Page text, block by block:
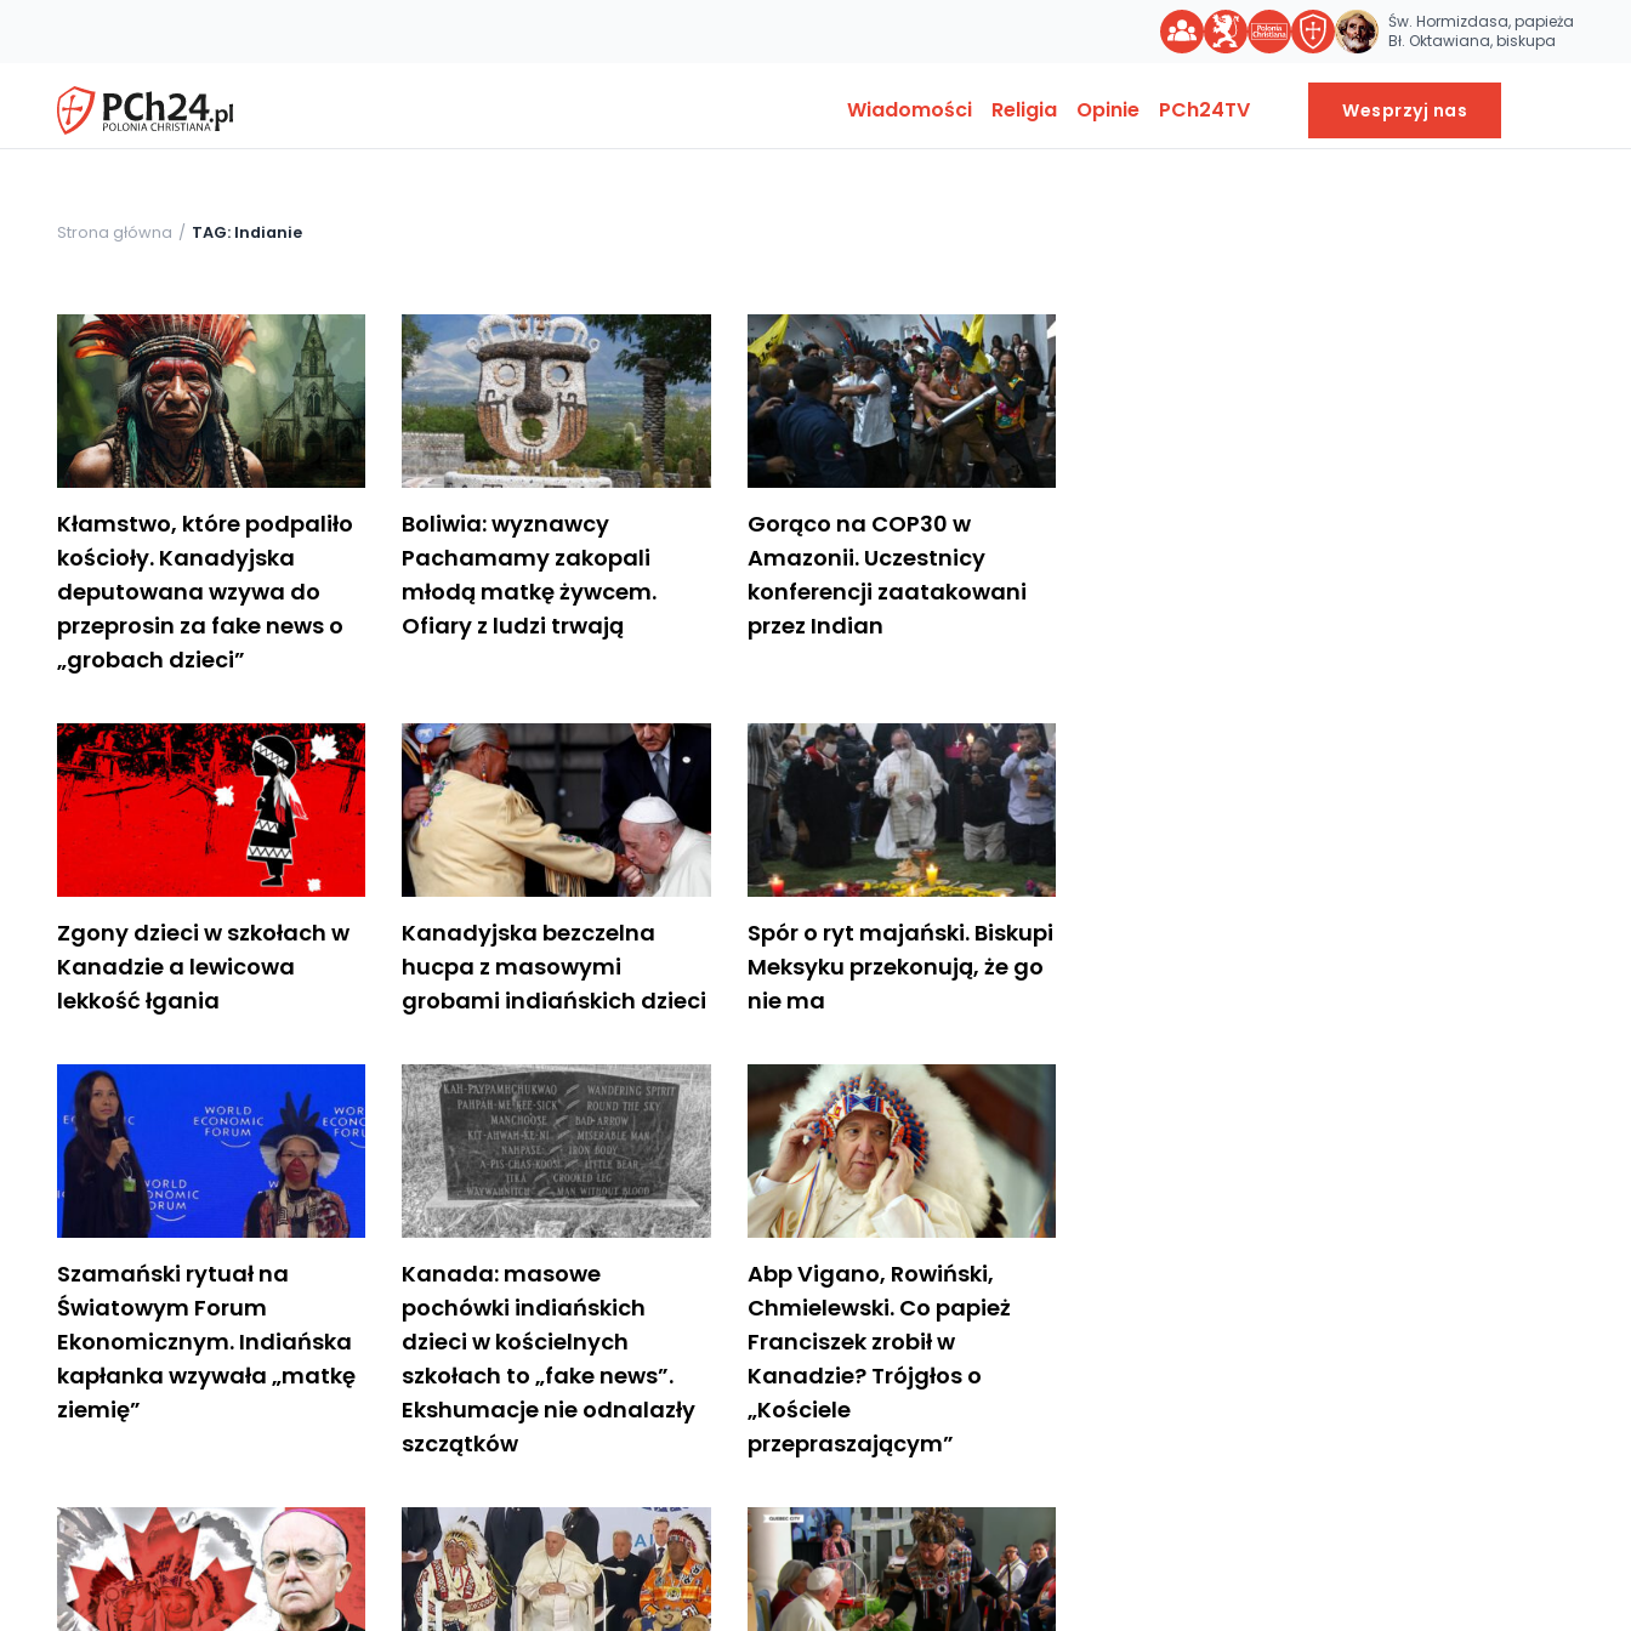
Św. Hormizdasa, papieża
Bł. Oktawiana, biskupa
Wiadomości Religia Opinie PCh24TV Wesprzyj nas
Strona główna TAG: Indianie
Kłamstwo, które podpaliło
kościoły. Kanadyjska
deputowana wzywa do
przeprosin za fake news o
„grobach dzieci”
Boliwia: wyznawcy
Pachamamy zakopali
młodą matkę żywcem.
Ofiary z ludzi trwają
Gorąco na COP30 w
Amazonii. Uczestnicy
konferencji zaatakowani
przez Indian
Zgony dzieci w szkołach w
Kanadzie a lewicowa
lekkość łgania
Kanadyjska bezczelna
hucpa z masowymi
grobami indiańskich dzieci
Spór o ryt majański. Biskupi
Meksyku przekonują, że go
nie ma
Szamański rytuał na
Światowym Forum
Ekonomicznym. Indiańska
kapłanka wzywała „matkę
ziemię”
Kanada: masowe
pochówki indiańskich
dzieci w kościelnych
szkołach to „fake news”.
Ekshumacje nie odnalazły
szczątków
Abp Vigano, Rowiński,
Chmielewski. Co papież
Franciszek zrobił w
Kanadzie? Trójgłos o
„Kościele
przepraszającym”